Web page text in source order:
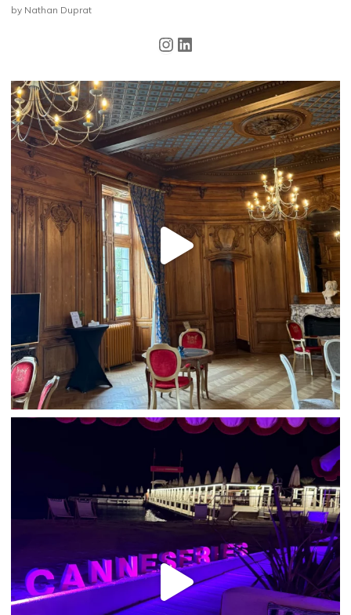
by Nathan Duprat
Instagram
LinkedIn